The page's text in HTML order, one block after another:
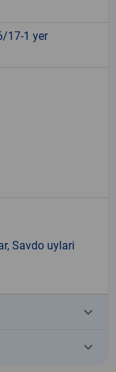
17-1 yer
Savdo uylari
keyboard_arrow_down
keyboard_arrow_down